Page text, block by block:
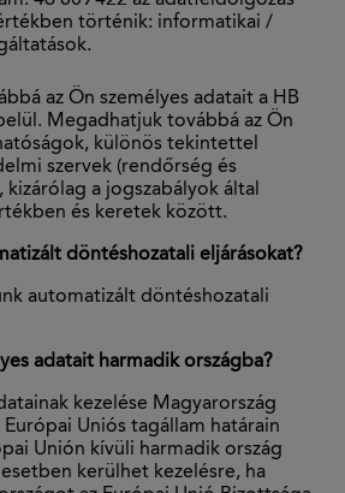
történik: informatikai /
az Ön személyes adatait a HB
Megadhatjuk továbbá az Ön
különös tekintettel
szervek (rendőrség és
kizárólag a jogszabályok által
és keretek között.
döntéshozatali eljárásokat?
automatizált döntéshozatali
adatait harmadik országba?
kezelése Magyarország
Uniós tagállam határain
Unión kívüli harmadik ország
kerülhet kezelésre, ha